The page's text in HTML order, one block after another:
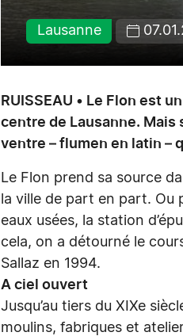
Lausanne
RUISSEAU • Le Flon est
centre de Lausanne. Mais
ventre – flumen en latin –
Le Flon prend sa source
la ville de part en part. Ou
eaux usées, la station
cela, on a détourné le
Sallaz en 1994.
A ciel ouvert
Jusqu’au tiers du XIXe
moulins, fabriques et